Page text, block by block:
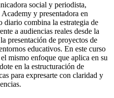
social y periodista,
y presentadora en
diario combina la estrategia de
a audiencias reales desde la
presentación de proyectos de
educativos. En este curso
mismo enfoque que aplica en su
en la estructuración de
para expresarte con claridad y